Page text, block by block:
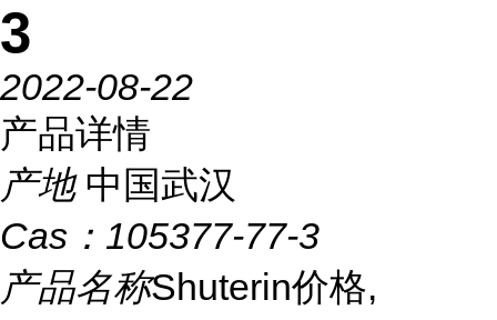
3
2022-08-22
产品详情
产地 中国武汉
Cas： 105377-77-3
产品名称Shuterin价格,